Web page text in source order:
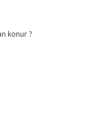
konur ?